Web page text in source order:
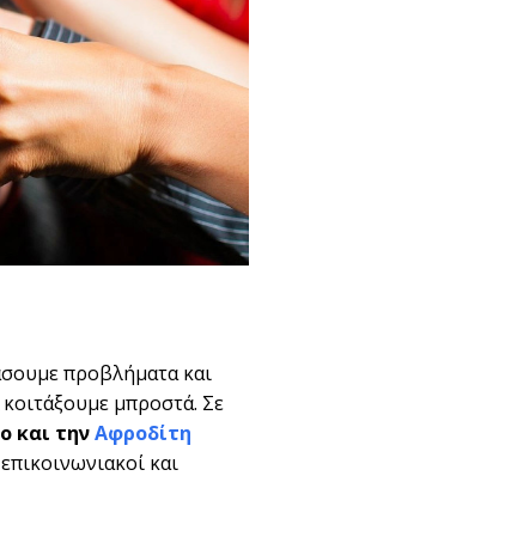
προβλήματα και
μπροστά. Σε
και τηνΑφροδίτη
και